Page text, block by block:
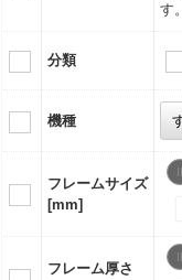
す。
分類
機種
フレームサイズ
[mm]
フレーム厚さ